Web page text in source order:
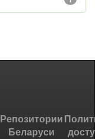
Репозитории
Беларуси